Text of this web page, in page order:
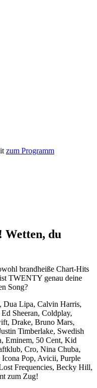
zum Programm
Wetten, du
brandheiße Chart-Hits
TWENTY genau deine
Song?
Dua Lipa, Calvin Harris,
Sheeran, Coldplay,
Drake, Bruno Mars,
Timberlake, Swedish
Eminem, 50 Cent, Kid
Cro, Nina Chuba,
Pop, Avicii, Purple
Frequencies, Becky Hill,
zum Zug!